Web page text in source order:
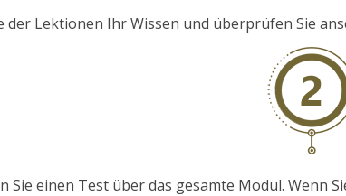
der Lektionen Ihr Wissen und überprüfen Sie
Sie einen Test über das gesamte Modul. Wenn